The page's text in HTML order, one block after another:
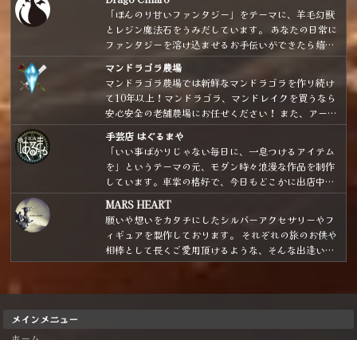
「ほんのり甘いファンタジー」をテーマに、羊毛幻獣
とレジン魔法石をうみだしています。 あなたの日常に
ファンタジーを溶け込ませるお手伝いができたら嬉し
いです。
マンドラゴラ農場
マンドラゴラ農場では新鮮なマンドラゴラを作り続け
て10年以上！マンドラゴラ、マンドレイクを買うなら
安心安全の老舗農場にお任せください！ また、アート
ドールや魔法の小瓶など様々な魔法雑貨も取り扱いあ
り。よろしくおねがいします。
手芸店 はぐるまや
「いい事ばかりじゃない毎日に、一息つけるアイテム
を」というテーマの元、モダン時々浪漫な作品を制作
しています。車掌の格好で、今日もどこかに出店中。
気分は「銀河鉄道を駆り、星々をめぐりながら商いを
する魔法雑貨商」です。
MARS HEART
願いや想いをカタチにしたシルバーアクセサリーやフ
ィギュアを製作しております。 それぞれの旅のお供や
相棒として長くご愛用頂けるような、そんな出逢いと
なれたら嬉しいです！
メインメニュー